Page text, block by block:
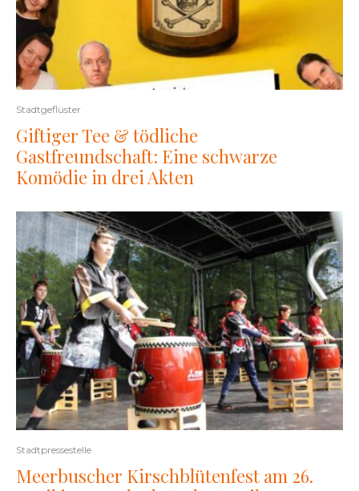
Stadtgeflüster
Giftiger Tee & tödliche
Gastfreundschaft: Eine schwarze
Komödie in drei Akten
Stadtpressestelle
Meerbuscher Kirschblütenfest am 26.